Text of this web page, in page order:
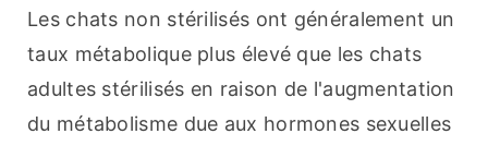
Les chats non stérilisés ont généralement un
taux métabolique plus élevé que les chats
adultes stérilisés en raison de l'augmentation
du métabolisme due aux hormones sexuelles